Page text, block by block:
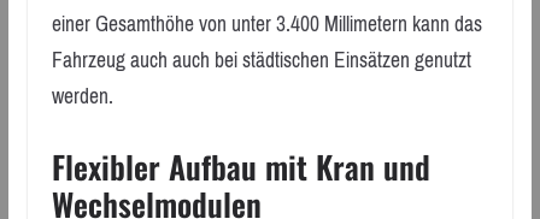
einer Gesamthöhe von unter 3.400 Millimetern kann das
Fahrzeug auch auch bei städtischen Einsätzen genutzt
werden.
Flexibler Aufbau mit Kran und
Wechselmodulen